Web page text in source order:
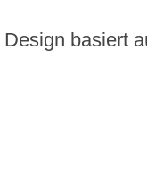
Design basiert